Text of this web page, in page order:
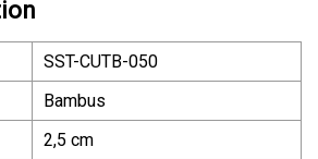
SST-CUTB-050
Bambus
2,5 cm